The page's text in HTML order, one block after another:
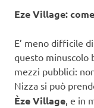
Eze Village:
E’ meno difficile
questo minuscolo
mezzi pubblici:
Nizza si può
Èze Village , e in